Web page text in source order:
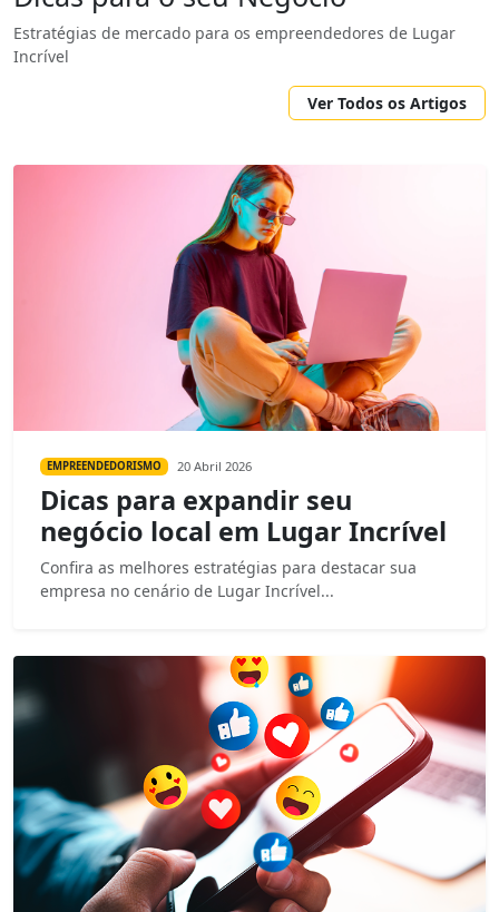
Estratégias de mercado para os empreendedores de Lugar
Incrível
Ver Todos os Artigos
EMPREENDEDORISMO 20 Abril 2026
Dicas para expandir seu
negócio local em Lugar Incrível
Confira as melhores estratégias para destacar sua
empresa no cenário de Lugar Incrível...